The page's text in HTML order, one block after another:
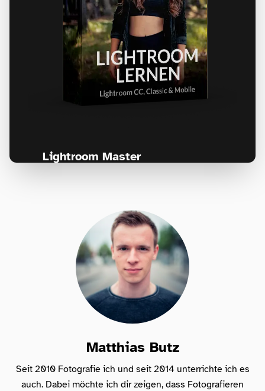
Lightroom Master
Matthias Butz
Seit 2010 Fotografie ich und seit 2014 unterrichte ich es
auch. Dabei möchte ich dir zeigen, dass Fotografieren